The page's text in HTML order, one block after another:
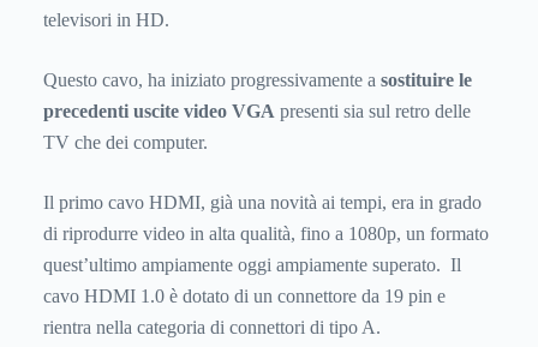
televisori in HD.
Questo cavo, ha iniziato progressivamente a sostituire le
precedenti uscite video VGA presenti sia sul retro delle
TV che dei computer.
Il primo cavo HDMI, già una novità ai tempi, era in grado
di riprodurre video in alta qualità, fino a 1080p, un formato
quest’ultimo ampiamente oggi ampiamente superato. Il
cavo HDMI 1.0 è dotato di un connettore da 19 pin e
rientra nella categoria di connettori di tipo A.